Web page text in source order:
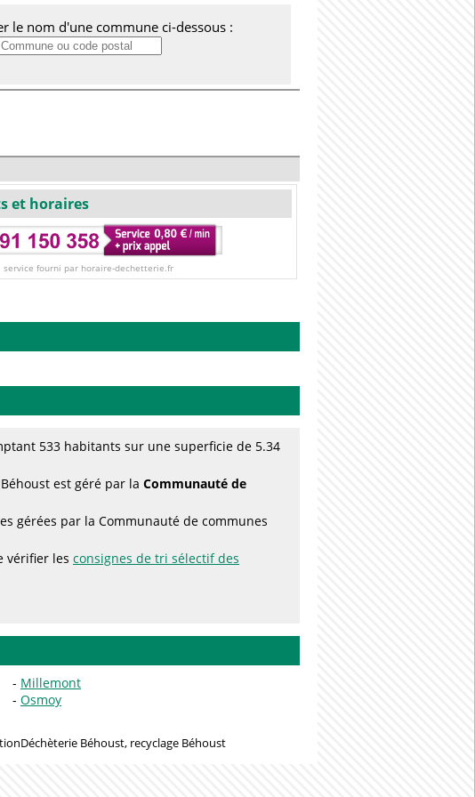
le nom d'une commune ci-dessous :
et horaires
service fourni par horaire-dechetterie.fr
533 habitants sur une superficie de 5.34
est géré par la Communauté de
gérées par la Communauté de communes
vérifier les consignes de tri sélectif des
Millemont
Osmoy
Déchèterie Béhoust, recyclage Béhoust